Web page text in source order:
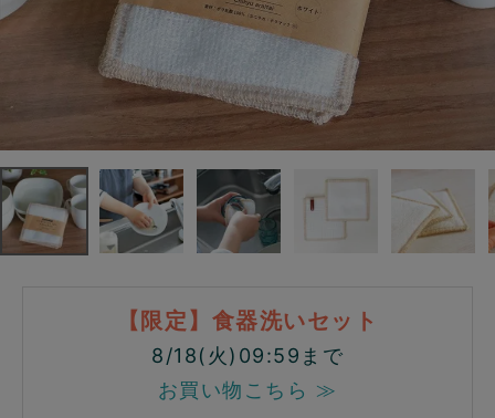
【限定】食器洗いセット
8/18(火)09:59まで
お買い物こちら ≫